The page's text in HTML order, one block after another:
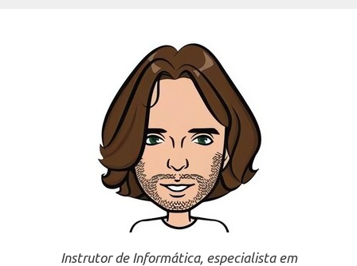
Instrutor de Informática, especialista em